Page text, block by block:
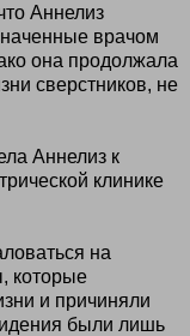
Аннелиз
врачом
она продолжала
сверстников, не
Аннелиз к
клинике
на
которые
и причиняли
были лишь